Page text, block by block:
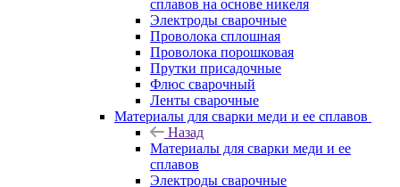
сплавов на основе никеля
Электроды сварочные
Проволока сплошная
Проволока порошковая
Прутки присадочные
Флюс сварочный
Ленты сварочные
Материалы для сварки меди и ее сплавов
Назад
Материалы для сварки меди и ее
сплавов
Электроды сварочные